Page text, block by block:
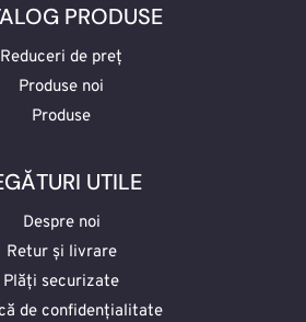
PRODUSE
Reduceri de preț
Produse noi
Produse
UTILE
Despre noi
Retur și livrare
Plăți securizate
de confidențialitate